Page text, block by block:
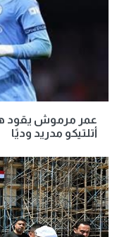
عمر مرموش يقود
أتلتيكو مدريد وديًا